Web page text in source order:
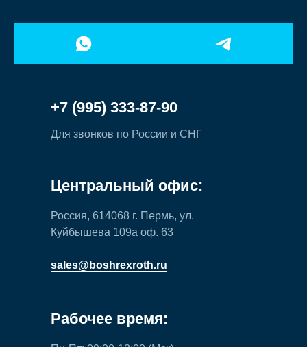
Для звонков по России и СНГ
+7 (995) 333-87-90
Россия, 614068 г. Пермь, ул.
Куйбышева 109а оф. 63
sales@boshrexroth.ru
Центральный офис:
Рабочее время: